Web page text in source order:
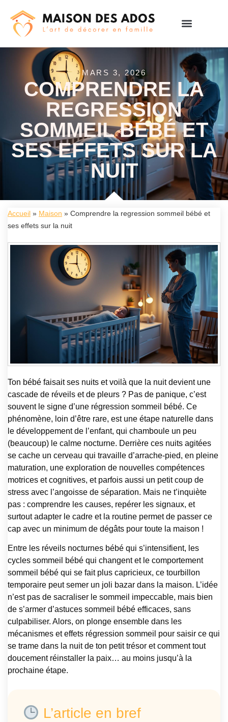
MARS 3, 2026
COMPRENDRE LA
REGRESSION
SOMMEIL BÉBÉ ET
SES EFFETS SUR LA
NUIT
Accueil » Maison » Comprendre la regression sommeil bébé et
ses effets sur la nuit
Ton bébé faisait ses nuits et voilà que la nuit devient une
cascade de réveils et de pleurs ? Pas de panique, c’est
souvent le signe d’une régression sommeil bébé. Ce
phénomène, loin d’être rare, est une étape naturelle dans
le développement de l’enfant, qui chamboule un peu
(beaucoup) le calme nocturne. Derrière ces nuits agitées
se cache un cerveau qui travaille d’arrache-pied, en pleine
maturation, une exploration de nouvelles compétences
motrices et cognitives, et parfois aussi un petit coup de
stress avec l’angoisse de séparation. Mais ne t’inquiète
pas : comprendre les causes, repérer les signaux, et
surtout adapter le cadre et la routine permet de passer ce
cap avec un minimum de dégâts pour toute la maison !
Entre les réveils nocturnes bébé qui s’intensifient, les
cycles sommeil bébé qui changent et le comportement
sommeil bébé qui se fait plus capricieux, ce tourbillon
temporaire peut semer un joli bazar dans la maison. L’idée
n’est pas de sacraliser le sommeil impeccable, mais bien
de s’armer d’astuces sommeil bébé efficaces, sans
culpabiliser. Alors, on plonge ensemble dans les
mécanismes et effets régression sommeil pour saisir ce qui
se trame dans la nuit de ton petit trésor et comment tout
doucement réinstaller la paix… au moins jusqu’à la
prochaine étape.
L’article en bref